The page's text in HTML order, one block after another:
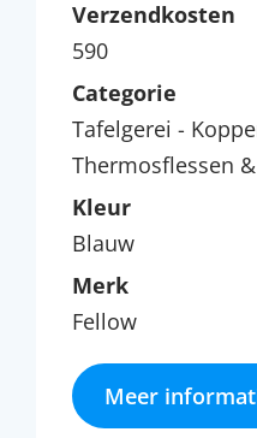
Verzendkosten
590
Categorie
Tafelgerei -
Thermosflessen
Kleur
Blauw
Merk
Fellow
Meer